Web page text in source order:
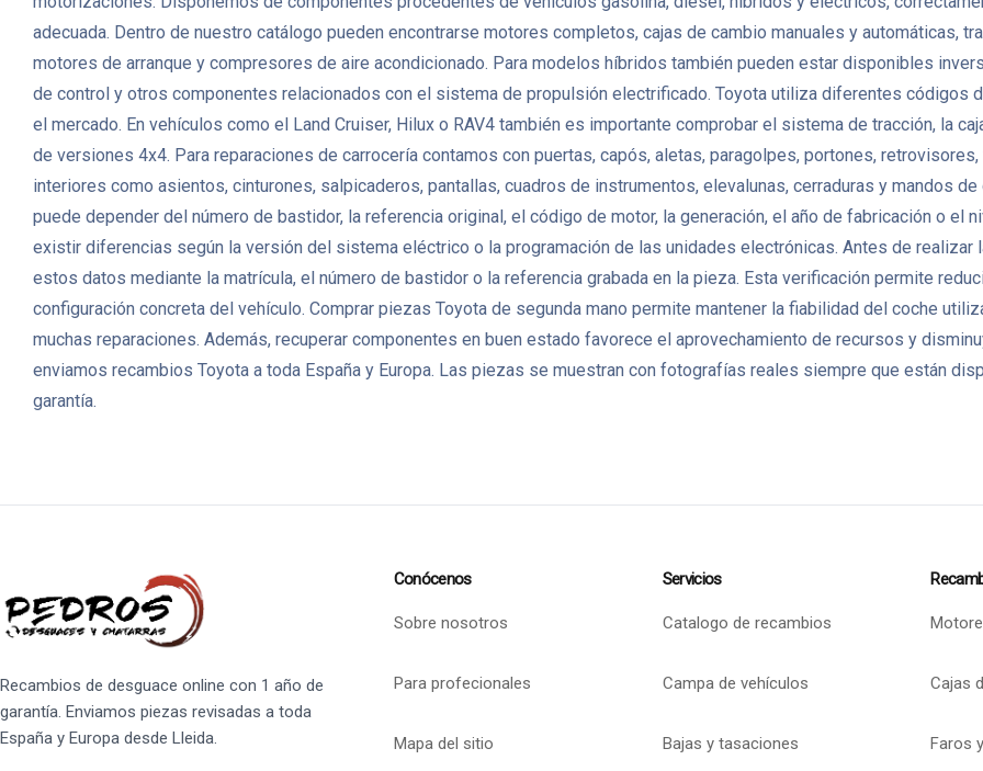
adecuada. Dentro de nuestro catálogo pueden encontrarse motores completos, cajas de cambio manuales y automáticas,
motores de arranque y compresores de aire acondicionado. Para modelos híbridos también pueden estar disponibles
de control y otros componentes relacionados con el sistema de propulsión electrificado. Toyota utiliza diferentes códigos
el mercado. En vehículos como el Land Cruiser, Hilux o RAV4 también es importante comprobar el sistema de tracción, la
de versiones 4x4. Para reparaciones de carrocería contamos con puertas, capós, aletas, paragolpes, portones,
interiores como asientos, cinturones, salpicaderos, pantallas, cuadros de instrumentos, elevalunas, cerraduras y mandos
puede depender del número de bastidor, la referencia original, el código de motor, la generación, el año de fabricación o el
existir diferencias según la versión del sistema eléctrico o la programación de las unidades electrónicas. Antes de realizar
estos datos mediante la matrícula, el número de bastidor o la referencia grabada en la pieza. Esta verificación permite
configuración concreta del vehículo. Comprar piezas Toyota de segunda mano permite mantener la fiabilidad del coche
muchas reparaciones. Además, recuperar componentes en buen estado favorece el aprovechamiento de recursos y
enviamos recambios Toyota a toda España y Europa. Las piezas se muestran con fotografías reales siempre que están
garantía.
Recambios de desguace online con 1 año de
garantía. Enviamos piezas revisadas a toda
España y Europa desde Lleida.
Conócenos
Sobre nosotros
Para profecionales
Mapa del sitio
Servicios
Catalogo de recambios
Campa de vehículos
Bajas y tasaciones
Cajas
Faros